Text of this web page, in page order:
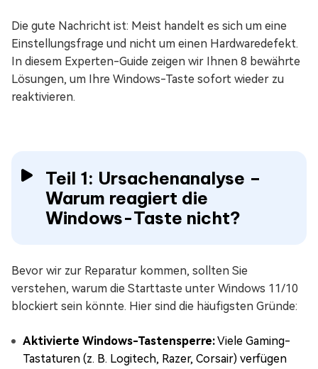
Die gute Nachricht ist: Meist handelt es sich um eine
Einstellungsfrage und nicht um einen Hardwaredefekt.
In diesem Experten-Guide zeigen wir Ihnen 8 bewährte
Lösungen, um Ihre Windows-Taste sofort wieder zu
reaktivieren.
Teil 1: Ursachenanalyse –
Warum reagiert die
Windows-Taste nicht?
Bevor wir zur Reparatur kommen, sollten Sie
verstehen, warum die Starttaste unter Windows 11/10
blockiert sein könnte. Hier sind die häufigsten Gründe:
Aktivierte Windows-Tastensperre:Viele Gaming-
Tastaturen (z. B. Logitech, Razer, Corsair) verfügen